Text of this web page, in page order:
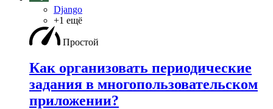
Django
+1 ещё
Простой
Как организовать периодические
задания в многопользовательском
приложении?